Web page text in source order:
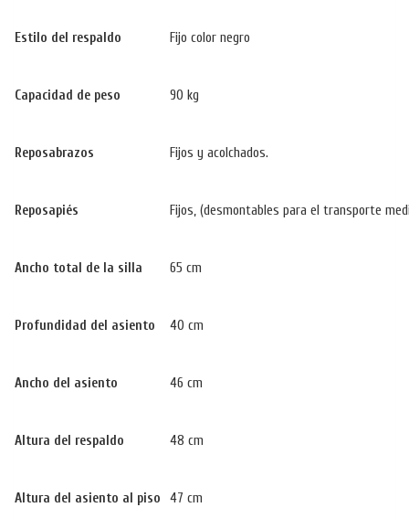
Estilo del respaldo Fijo color negro
Capacidad de peso 90 kg
Reposabrazos Fijos y acolchados.
Reposapiés Fijos, (desmontables para el transporte
Ancho total de la silla 65 cm
Profundidad del asiento 40 cm
Ancho del asiento 46 cm
Altura del respaldo 48 cm
Altura del asiento al piso 47 cm